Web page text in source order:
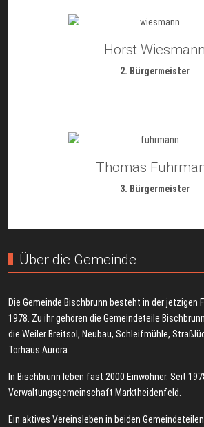
Horst Wiesmann
2. Bürgermeister
Thomas
3. Bürgermeister
Über die Gemeinde
Die Gemeinde Bischbrunn besteht in der jetzigen
1978. Zu ihr gehören die Gemeindeteile
die Weiler Breitsol, Neubau, Schleifmühle,
Torhaus Aurora.
In Bischbrunn leben fast 2000 Einwohner. Seit
Verwaltungsgemeinschaft Marktheidenfeld.
Ein aktives Vereinsleben in beiden